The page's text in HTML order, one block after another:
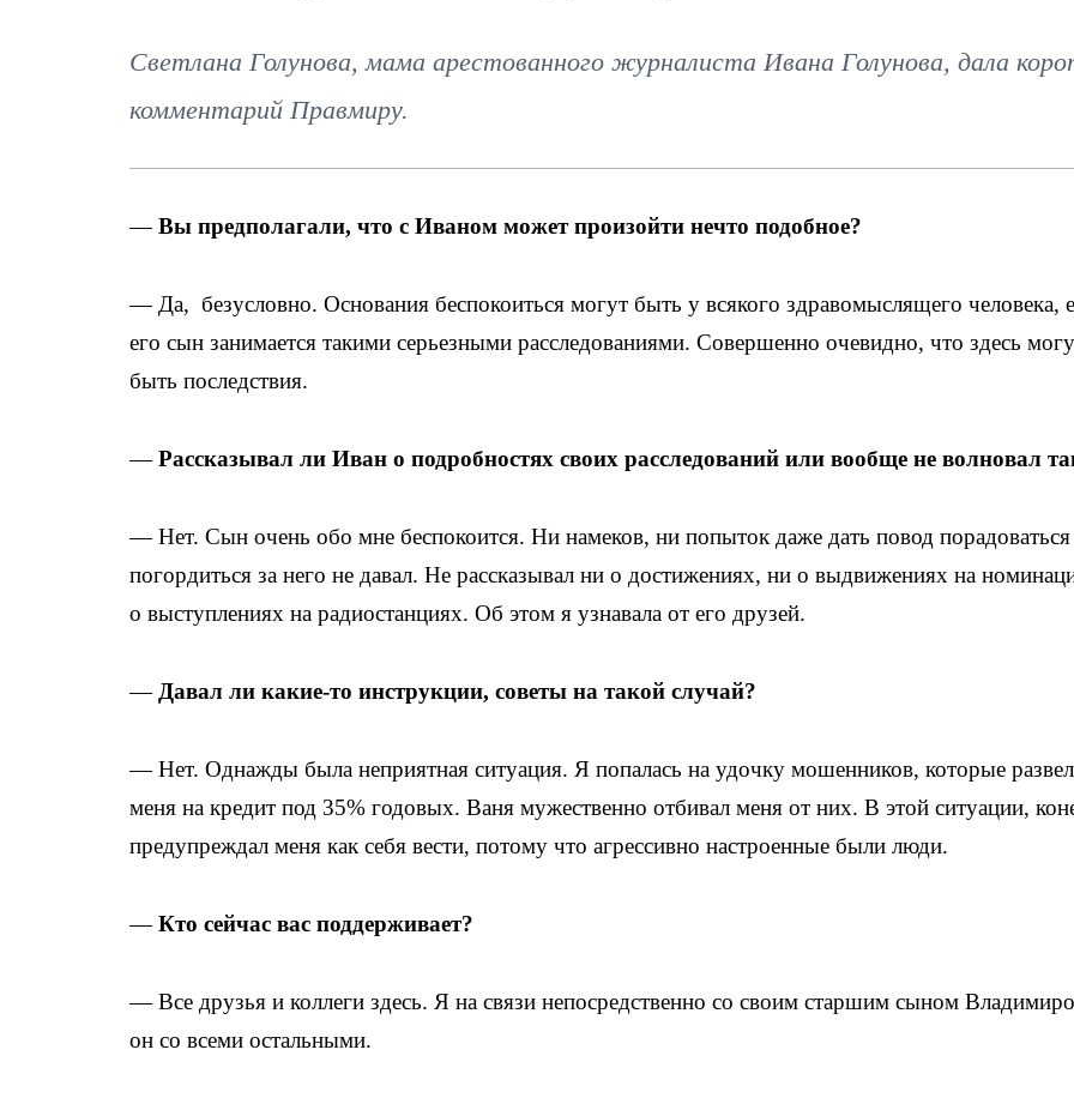
Светлана Голунова, мама арестованного журналиста Ивана Голунова, дала
комментарий Правмиру.
—Вы предполагали, что с Иваном может произойти нечто подобное?
— Да, безусловно. Основания беспокоиться могут быть у всякого здравомыслящего человека,
его сын занимается такими серьезными расследованиями. Совершенно очевидно, что здесь
быть последствия.
—Рассказывал ли Иван о подробностях своих расследований или вообще не волновал
— Нет. Сын очень обо мне беспокоится. Ни намеков, ни попыток даже дать повод
погордиться за него не давал. Не рассказывал ни о достижениях, ни о выдвижениях на
о выступлениях на радиостанциях. Об этом я узнавала от его друзей.
— Давал ли какие-то инструкции, советы на такой случай?
— Нет. Однажды была неприятная ситуация. Я попалась на удочку мошенников, которые
меня на кредит под 35% годовых. Ваня мужественно отбивал меня от них. В этой ситуации,
предупреждал меня как себя вести, потому что агрессивно настроенные были люди.
—Кто сейчас вас поддерживает?
— Все друзья и коллеги здесь. Я на связи непосредственно со своим старшим сыном
он со всеми остальными.